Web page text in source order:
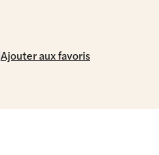
Ajouter aux favoris